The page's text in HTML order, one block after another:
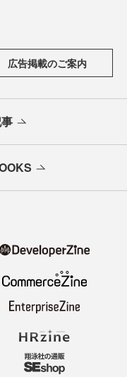
広告掲載のご案内